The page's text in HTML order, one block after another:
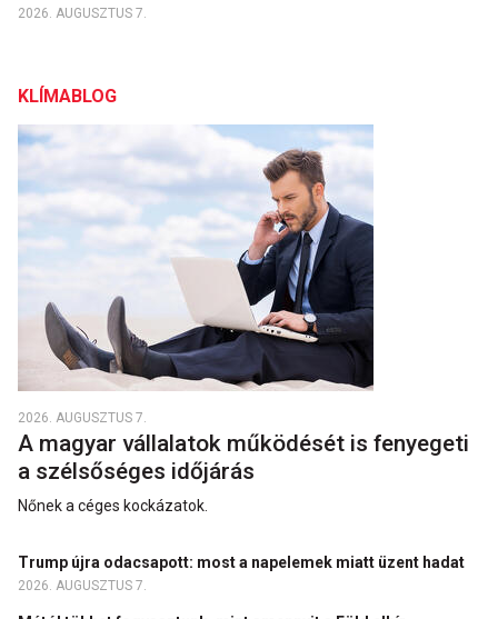
2026. AUGUSZTUS 7.
KLÍMABLOG
2026. AUGUSZTUS 7.
A magyar vállalatok működését is fenyegeti
a szélsőséges időjárás
Nőnek a céges kockázatok.
Trump újra odacsapott: most a napelemek miatt üzent hadat
2026. AUGUSZTUS 7.